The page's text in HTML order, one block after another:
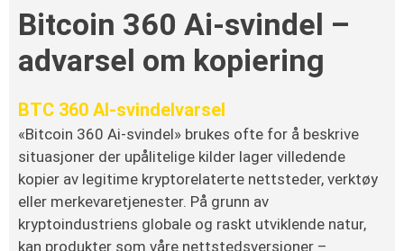
Bitcoin 360 Ai-svindel –
advarsel om kopiering
BTC 360 AI-svindelvarsel
«Bitcoin 360 Ai-svindel» brukes ofte for å beskrive
situasjoner der upålitelige kilder lager villedende
kopier av legitime kryptorelaterte nettsteder, verktøy
eller merkevaretjenester. På grunn av
kryptoindustriens globale og raskt utviklende natur,
kan produkter som våre nettstedsversjoner –